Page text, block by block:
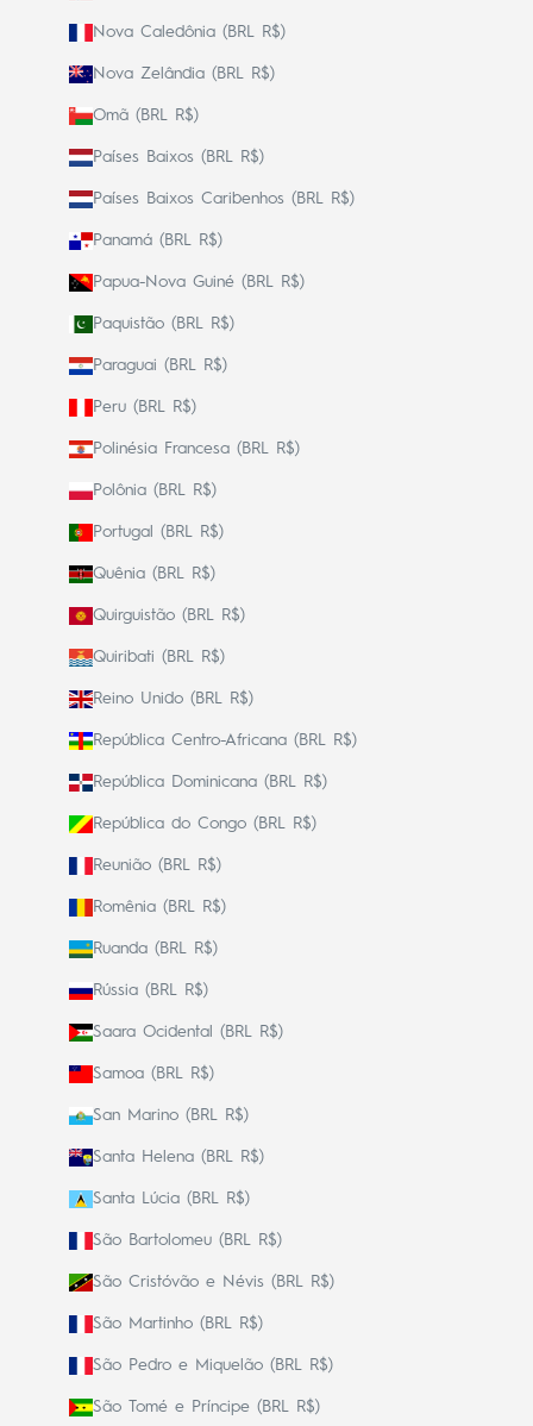
Nova Caledônia (BRL R$)
Nova Zelândia (BRL R$)
Omã (BRL R$)
Países Baixos (BRL R$)
Países Baixos Caribenhos (BRL R$)
Panamá (BRL R$)
Papua-Nova Guiné (BRL R$)
Paquistão (BRL R$)
Paraguai (BRL R$)
Peru (BRL R$)
Polinésia Francesa (BRL R$)
Polônia (BRL R$)
Portugal (BRL R$)
Quênia (BRL R$)
Quirguistão (BRL R$)
Quiribati (BRL R$)
Reino Unido (BRL R$)
República Centro-Africana (BRL R$)
República Dominicana (BRL R$)
República do Congo (BRL R$)
Reunião (BRL R$)
Romênia (BRL R$)
Ruanda (BRL R$)
Rússia (BRL R$)
Saara Ocidental (BRL R$)
Samoa (BRL R$)
San Marino (BRL R$)
Santa Helena (BRL R$)
Santa Lúcia (BRL R$)
São Bartolomeu (BRL R$)
São Cristóvão e Névis (BRL R$)
São Martinho (BRL R$)
São Pedro e Miquelão (BRL R$)
São Tomé e Príncipe (BRL R$)